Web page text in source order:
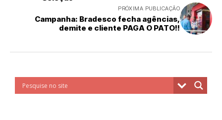
PRÓXIMA PUBLICAÇÃO
Campanha: Bradesco fecha agências,
demite e cliente PAGA O PATO!!